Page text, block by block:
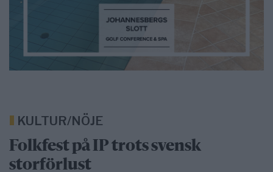
KULTUR/NÖJE
Folkfest på IP trots svensk
storförlust